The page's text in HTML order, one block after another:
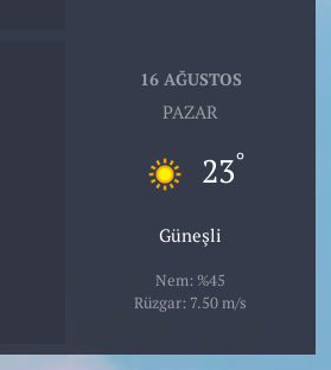
16 AĞUSTOS
PAZAR
23°
Güneşli
Nem: %45
Rüzgar: 7.50 m/s